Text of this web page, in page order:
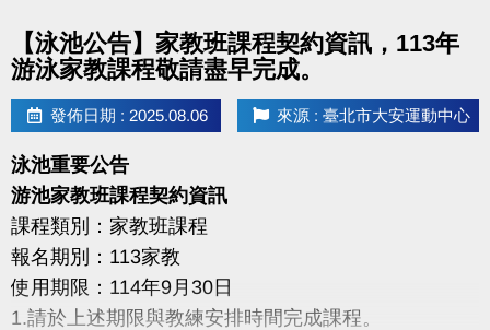
【泳池公告】家教班課程契約資訊，113年
游泳家教課程敬請盡早完成。
發佈日期 : 2025.08.06 來源 : 臺北市大安運動中心
泳池重要公告
游池家教班課程契約資訊
課程類別：家教班課程
報名期別：113家教
使用期限：114年9月30日
1.請於上述期限與教練安排時間完成課程。